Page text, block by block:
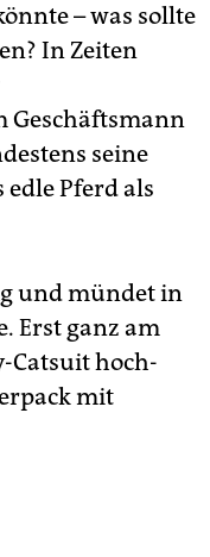
– was sollte
In Zeiten
Geschäftsmann
seine
Pferd als
und mündet in
Erst ganz am
Catsuit hoch­
mit